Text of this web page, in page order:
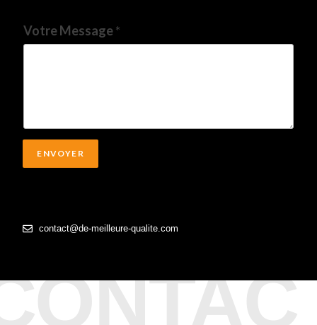
Votre Message*
ENVOYER
contact@de-meilleure-qualite.com